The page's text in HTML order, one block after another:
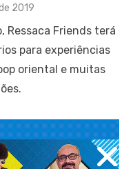
2019
Ressaca Friends terá
para experiências
oriental e muitas